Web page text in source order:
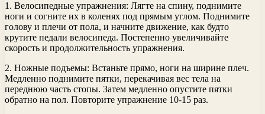
1. Велосипедные упражнения: Лягте на спину, поднимите
ноги и согните их в коленях под прямым углом. Поднимите
голову и плечи от пола, и начните движение, как будто
крутите педали велосипеда. Постепенно увеличивайте
скорость и продолжительность упражнения.
2. Ножные подъемы: Встаньте прямо, ноги на ширине плеч.
Медленно поднимите пятки, перекачивая вес тела на
переднюю часть стопы. Затем медленно опустите пятки
обратно на пол. Повторите упражнение 10-15 раз.